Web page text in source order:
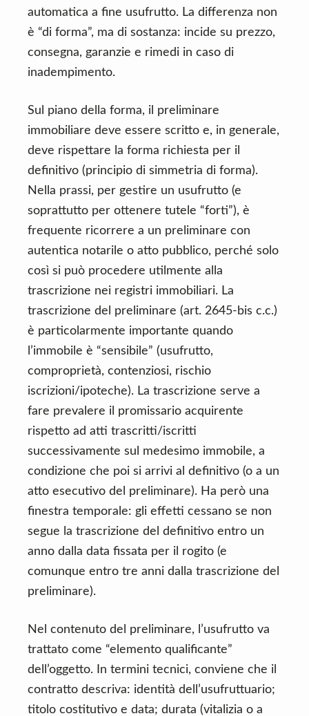
automatica a fine usufrutto. La differenza non
è “di forma”, ma di sostanza: incide su prezzo,
consegna, garanzie e rimedi in caso di
inadempimento.
Sul piano della forma, il preliminare
immobiliare deve essere scritto e, in generale,
deve rispettare la forma richiesta per il
definitivo (principio di simmetria di forma).
Nella prassi, per gestire un usufrutto (e
soprattutto per ottenere tutele “forti”), è
frequente ricorrere a un preliminare con
autentica notarile o atto pubblico, perché solo
così si può procedere utilmente alla
trascrizione nei registri immobiliari. La
trascrizione del preliminare (art. 2645-bis c.c.)
è particolarmente importante quando
l’immobile è “sensibile” (usufrutto,
comproprietà, contenziosi, rischio
iscrizioni/ipoteche). La trascrizione serve a
fare prevalere il promissario acquirente
rispetto ad atti trascritti/iscritti
successivamente sul medesimo immobile, a
condizione che poi si arrivi al definitivo (o a un
atto esecutivo del preliminare). Ha però una
finestra temporale: gli effetti cessano se non
segue la trascrizione del definitivo entro un
anno dalla data fissata per il rogito (e
comunque entro tre anni dalla trascrizione del
preliminare).
Nel contenuto del preliminare, l’usufrutto va
trattato come “elemento qualificante”
dell’oggetto. In termini tecnici, conviene che il
contratto descriva: identità dell’usufruttuario;
titolo costitutivo e data; durata (vitalizia o a